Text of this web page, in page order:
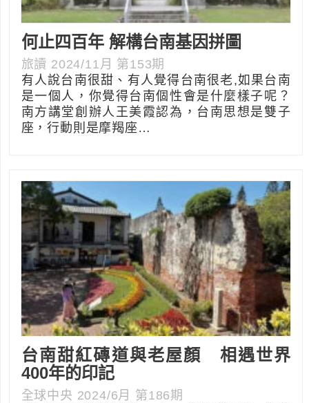
何止四百年 解構台南基因拼圖
旅讀 2024/11月 第153期
有人說台南很甜、有人覺得台南很老,如果台南
是一個人，你覺得台南個性會是什麼樣子呢？
南方講堂創辦人王美霞認為，台南思想是雙子
座，行動則是摩羯座…
台南甜紅磚道與老屋顏 相遇世界
400年的印記
全球中央 2024/6月 第186期